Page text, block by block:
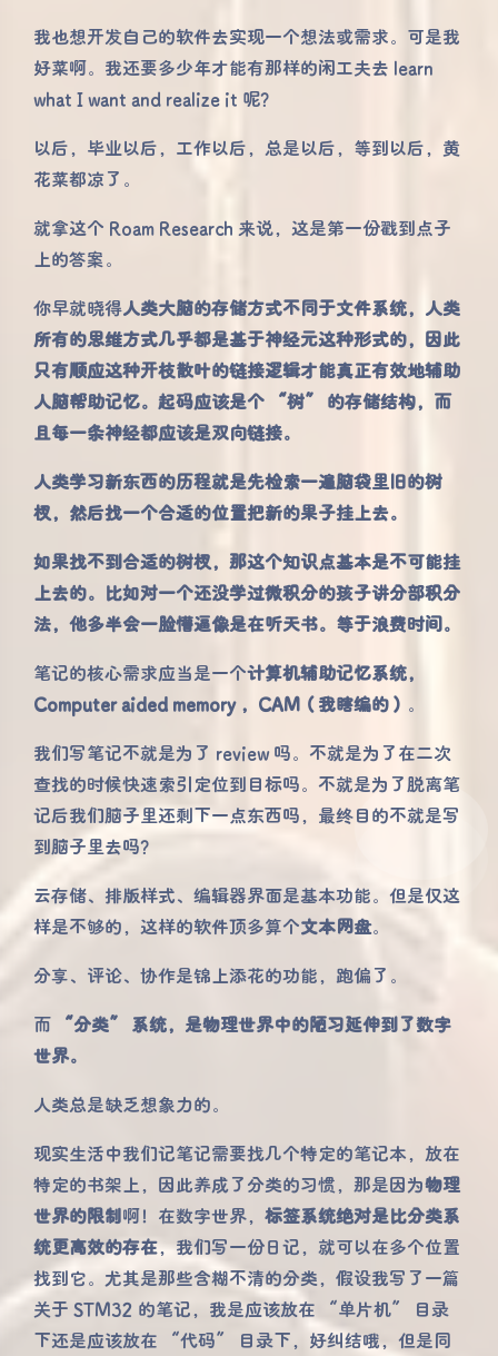
我也想开发自己的软件去实现一个想法或需求。可是我
好菜啊。我还要多少年才能有那样的闲工夫去 learn
what I want and realize it 呢？
以后，毕业以后，工作以后，总是以后，等到以后，黄
花菜都凉了。
就拿这个 Roam Research 来说，这是第一份戳到点子
上的答案。
你早就晓得人类大脑的存储方式不同于文件系统，人类
所有的思维方式几乎都是基于神经元这种形式的，因此
只有顺应这种开枝散叶的链接逻辑才能真正有效地辅助
人脑帮助记忆。起码应该是个 “树” 的存储结构，而
且每一条神经都应该是双向链接。
人类学习新东西的历程就是先检索一遍脑袋里旧的树
杈，然后找一个合适的位置把新的果子挂上去。
如果找不到合适的树杈，那这个知识点基本是不可能挂
上去的。比如对一个还没学过微积分的孩子讲分部积分
法，他多半会一脸懵逼像是在听天书。等于浪费时间。
笔记的核心需求应当是一个计算机辅助记忆系统，
Computer aided memory ，CAM（我瞎编的） 。
我们写笔记不就是为了 review 吗。不就是为了在二次
查找的时候快速索引定位到目标吗。不就是为了脱离笔
记后我们脑子里还剩下一点东西吗，最终目的不就是写
到脑子里去吗？
云存储、排版样式、编辑器界面是基本功能。但是仅这
样是不够的，这样的软件顶多算个文本网盘。
分享、评论、协作是锦上添花的功能，跑偏了。
而
“分类” 系统，是物理世界中的陋习延伸到了数字
世界。
人类总是缺乏想象力的。
现实生活中我们记笔记需要找几个特定的笔记本，放在
特定的书架上，因此养成了分类的习惯，那是因为物理
世界的限制啊！在数字世界， 标签系统绝对是比分类系
统更高效的存在，我们写一份日记，就可以在多个位置
找到它。尤其是那些含糊不清的分类，假设我写了一篇
关于 STM32 的笔记，我是应该放在 “单片机” 目录
下还是应该放在 “代码” 目录下，好纠结哦，但是同